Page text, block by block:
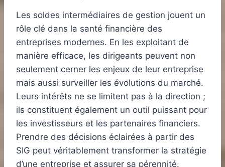
Les soldes intermédiaires de gestion jouent un
rôle clé dans la santé financière des
entreprises modernes. En les exploitant de
manière efficace, les dirigeants peuvent non
seulement cerner les enjeux de leur entreprise
mais aussi surveiller les évolutions du marché.
Leurs intérêts ne se limitent pas à la direction ;
ils constituent également un outil puissant pour
les investisseurs et les partenaires financiers.
Prendre des décisions éclairées à partir des
SIG peut véritablement transformer la stratégie
d’une entreprise et assurer sa pérennité.